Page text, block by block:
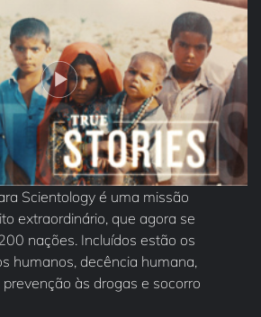
Scientology é uma missão
extraordinário, que agora se
nações. Incluídos estão os
humanos, decência humana,
às drogas e socorro